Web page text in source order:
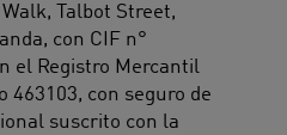
Talbot Street,
con CIF n°
el Registro Mercantil
463103, con seguro de
suscrito con la